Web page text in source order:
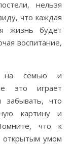
нельзя
что каждая
жизнь будет
воспитание,
на семью и
это играет
что
картину и
что к
открытым умом